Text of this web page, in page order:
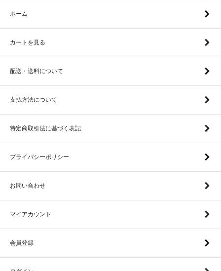
ホーム
カートを見る
配送・送料について
支払方法について
特定商取引法に基づく表記
プライバシーポリシー
お問い合わせ
マイアカウント
会員登録